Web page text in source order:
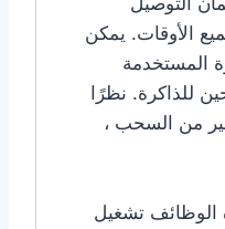
الأوقات. يمكن
المستخدمة
للذاكرة. نظرًا
من السحب ،
الوظائف تشغيل